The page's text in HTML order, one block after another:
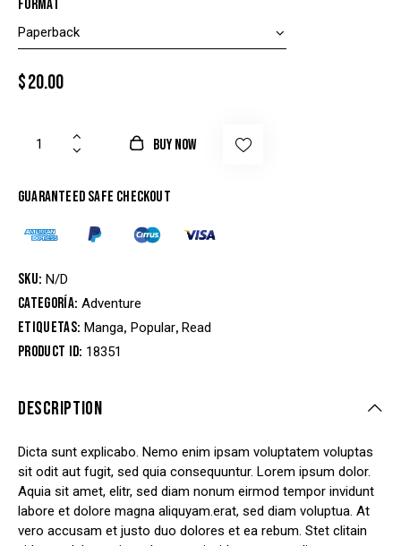
Format
$20.00
BUY NOW
Guaranteed safe checkout
SKU: N/D
Categoría: Adventure
Etiquetas: Manga, Popular,Read
Product ID: 18351
DESCRIPTION
Dicta sunt explicabo. Nemo enim ipsam voluptatem voluptas
sit odit aut fugit, sed quia consequuntur. Lorem ipsum dolor.
Aquia sit amet, elitr, sed diam nonum eirmod tempor invidunt
labore et dolore magna aliquyam.erat, sed diam voluptua. At
vero accusam et justo duo dolores et ea rebum. Stet clitain